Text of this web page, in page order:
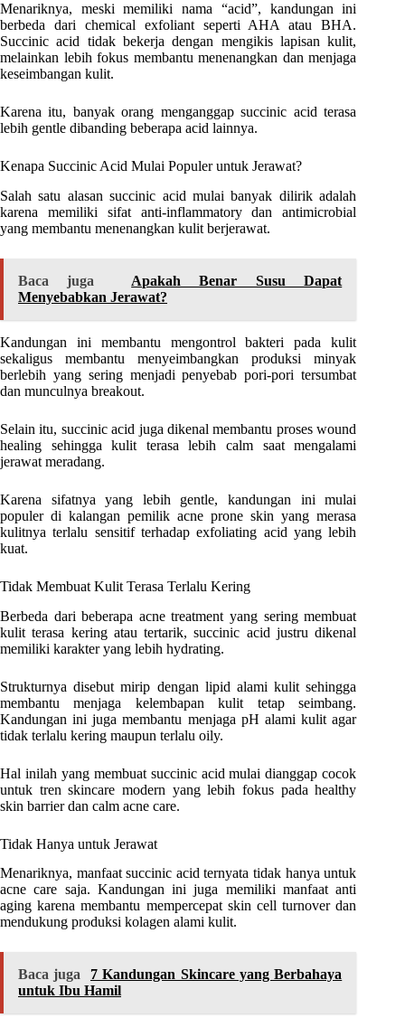
Menariknya, meski memiliki nama “acid”, kandungan ini
berbeda dari chemical exfoliant seperti AHA atau BHA.
Succinic acid tidak bekerja dengan mengikis lapisan kulit,
melainkan lebih fokus membantu menenangkan dan menjaga
keseimbangan kulit.
Karena itu, banyak orang menganggap succinic acid terasa
lebih gentle dibanding beberapa acid lainnya.
Kenapa Succinic Acid Mulai Populer untuk Jerawat?
Salah satu alasan succinic acid mulai banyak dilirik adalah
karena memiliki sifat anti-inflammatory dan antimicrobial
yang membantu menenangkan kulit berjerawat.
Baca juga
Apakah Benar Susu Dapat
Menyebabkan Jerawat?
Kandungan ini membantu mengontrol bakteri pada kulit
sekaligus membantu menyeimbangkan produksi minyak
berlebih yang sering menjadi penyebab pori-pori tersumbat
dan munculnya breakout.
Selain itu, succinic acid juga dikenal membantu proses wound
healing sehingga kulit terasa lebih calm saat mengalami
jerawat meradang.
Karena sifatnya yang lebih gentle, kandungan ini mulai
populer di kalangan pemilik acne prone skin yang merasa
kulitnya terlalu sensitif terhadap exfoliating acid yang lebih
kuat.
Tidak Membuat Kulit Terasa Terlalu Kering
Berbeda dari beberapa acne treatment yang sering membuat
kulit terasa kering atau tertarik, succinic acid justru dikenal
memiliki karakter yang lebih hydrating.
Strukturnya disebut mirip dengan lipid alami kulit sehingga
membantu menjaga kelembapan kulit tetap seimbang.
Kandungan ini juga membantu menjaga pH alami kulit agar
tidak terlalu kering maupun terlalu oily.
Hal inilah yang membuat succinic acid mulai dianggap cocok
untuk tren skincare modern yang lebih fokus pada healthy
skin barrier dan calm acne care.
Tidak Hanya untuk Jerawat
Menariknya, manfaat succinic acid ternyata tidak hanya untuk
acne care saja. Kandungan ini juga memiliki manfaat anti
aging karena membantu mempercepat skin cell turnover dan
mendukung produksi kolagen alami kulit.
Baca juga
7 Kandungan Skincare yang Berbahaya
untuk Ibu Hamil